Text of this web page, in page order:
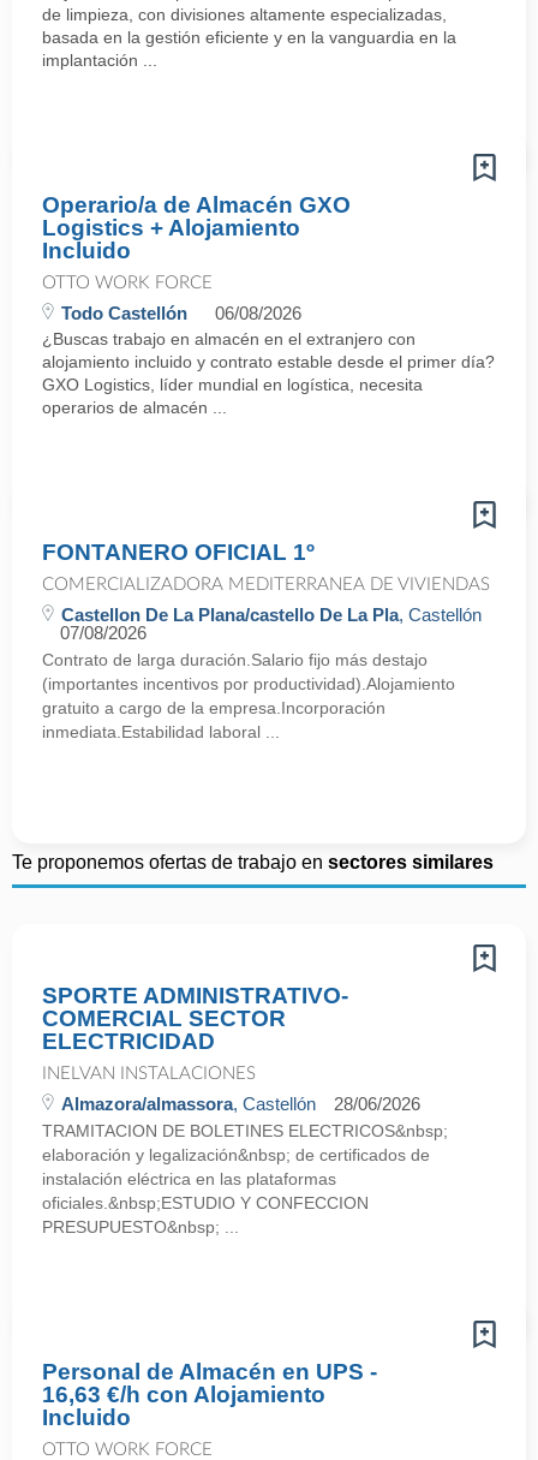
de limpieza, con divisiones altamente especializadas,
basada en la gestión eficiente y en la vanguardia en la
implantación ...
Operario/a de Almacén GXO
Logistics + Alojamiento
Incluido
OTTO WORK FORCE
Todo Castellón 06/08/2026
¿Buscas trabajo en almacén en el extranjero con
alojamiento incluido y contrato estable desde el primer día?
GXO Logistics, líder mundial en logística, necesita
operarios de almacén ...
FONTANERO OFICIAL 1º
COMERCIALIZADORA MEDITERRANEA DE VIVIENDAS
Castellon De La Plana/castello De La Pla, Castellón
07/08/2026
Contrato de larga duración.Salario fijo más destajo
(importantes incentivos por productividad).Alojamiento
gratuito a cargo de la empresa.Incorporación
inmediata.Estabilidad laboral ...
Te proponemos ofertas de trabajo en sectores similares
SPORTE ADMINISTRATIVO-
COMERCIAL SECTOR
ELECTRICIDAD
INELVAN INSTALACIONES
Almazora/almassora, Castellón 28/06/2026
TRAMITACION DE BOLETINES ELECTRICOS&nbsp;
elaboración y legalización&nbsp; de certificados de
instalación eléctrica en las plataformas
oficiales.&nbsp;ESTUDIO Y CONFECCION
PRESUPUESTO&nbsp; ...
Personal de Almacén en UPS -
16,63 €/h con Alojamiento
Incluido
OTTO WORK FORCE